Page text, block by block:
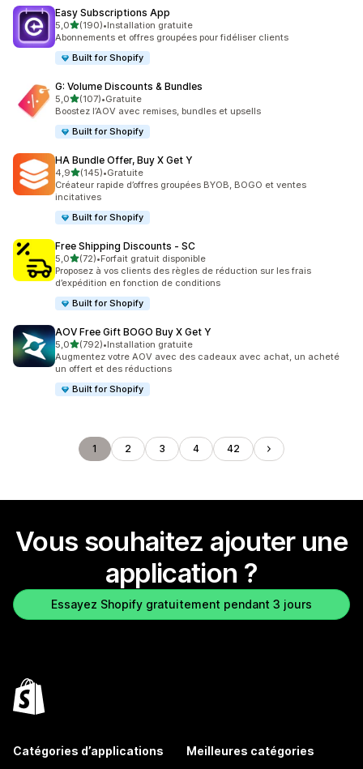
Easy Subscriptions App
5,0étoile(s) sur 5
(190)
190 avis au total
•Installation gratuite
Abonnements et offres groupées pour fidéliser clients
Built for Shopify
G: Volume Discounts & Bundles
5,0étoile(s) sur 5
(107)
107 avis au total
•Gratuite
Boostez l’AOV avec remises, bundles et upsells
Built for Shopify
HA Bundle Offer, Buy X Get Y
4,9étoile(s) sur 5
(145)
145 avis au total
•Gratuite
Créateur rapide d’offres groupées BYOB, BOGO et ventes
incitatives
Built for Shopify
Free Shipping Discounts ‑ SC
5,0étoile(s) sur 5
(72)
72 avis au total
•Forfait gratuit disponible
Proposez à vos clients des règles de réduction sur les frais
d’expédition en fonction de conditions
Built for Shopify
AOV Free Gift BOGO Buy X Get Y
5,0étoile(s) sur 5
(792)
792 avis au total
•Installation gratuite
Augmentez votre AOV avec des cadeaux avec achat, un acheté
un offert et des réductions
Built for Shopify
1 2 3 4 42
Vous souhaitez ajouter une
application ?
Essayez Shopify gratuitement pendant 3 jours
Catégories d’applications Meilleures catégories